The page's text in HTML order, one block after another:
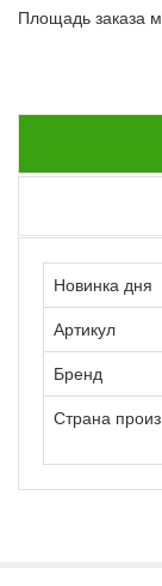
Площадь заказа
Новинка дня
Артикул
Бренд
Страна